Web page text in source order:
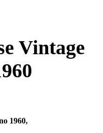
Vintage
1960,